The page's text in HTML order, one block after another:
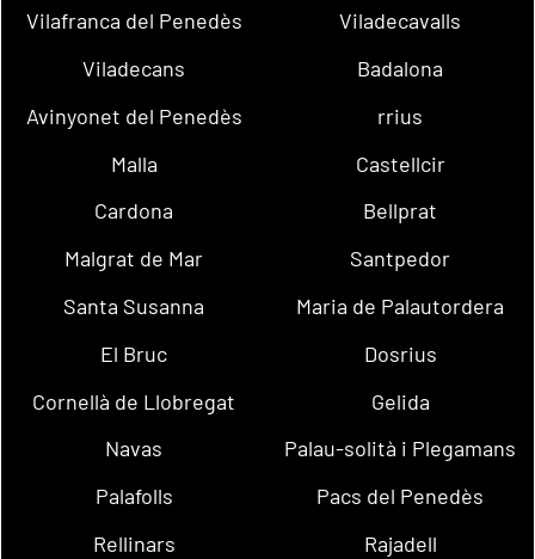
Vilafranca del Penedès
Viladecavalls
Viladecans
Badalona
Avinyonet del Penedès
rrius
Malla
Castellcir
Cardona
Bellprat
Malgrat de Mar
Santpedor
Santa Susanna
Maria de Palautordera
El Bruc
Dosrius
Cornellà de Llobregat
Gelida
Navas
Palau-solità i Plegamans
Palafolls
Pacs del Penedès
Rellinars
Rajadell